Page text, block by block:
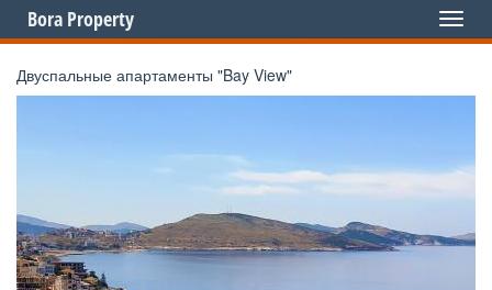
Toggle
Bora Property
Двуспальные апартаменты "Bay View"